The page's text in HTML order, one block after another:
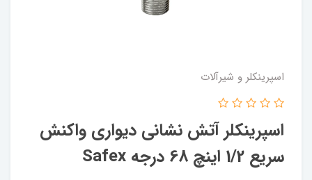
اسپرینکلر و شیرآلات
اسپرینکلر آتش نشانی دیواری واکنش
سریع 1/2 اینچ 68 درجه Safex